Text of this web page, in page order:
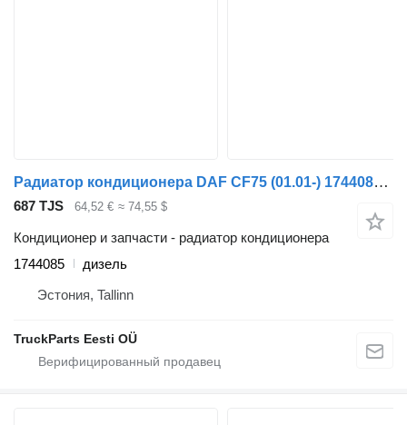
Радиатор кондиционера DAF CF75 (01.01-) 1744085 для тягача DAF LF45, LF55, LF180, CF65, CF75, CF85 (2001-)
687 TJS 64,52 € ≈ 74,55 $
Кондиционер и запчасти - радиатор кондиционера
1744085
дизель
Эстония, Tallinn
TruckParts Eesti OÜ